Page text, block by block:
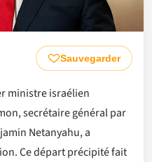
Sauvegarder
ministre israélien
secrétaire général par
Netanyahu, a
Ce départ précipité fait